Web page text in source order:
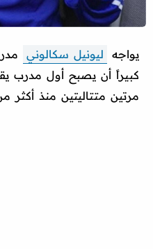
يواجه ليونيل سكالوني
كبيراً أن يصبح أول مدرب
مرتين متتاليتين منذ أكثر من 60